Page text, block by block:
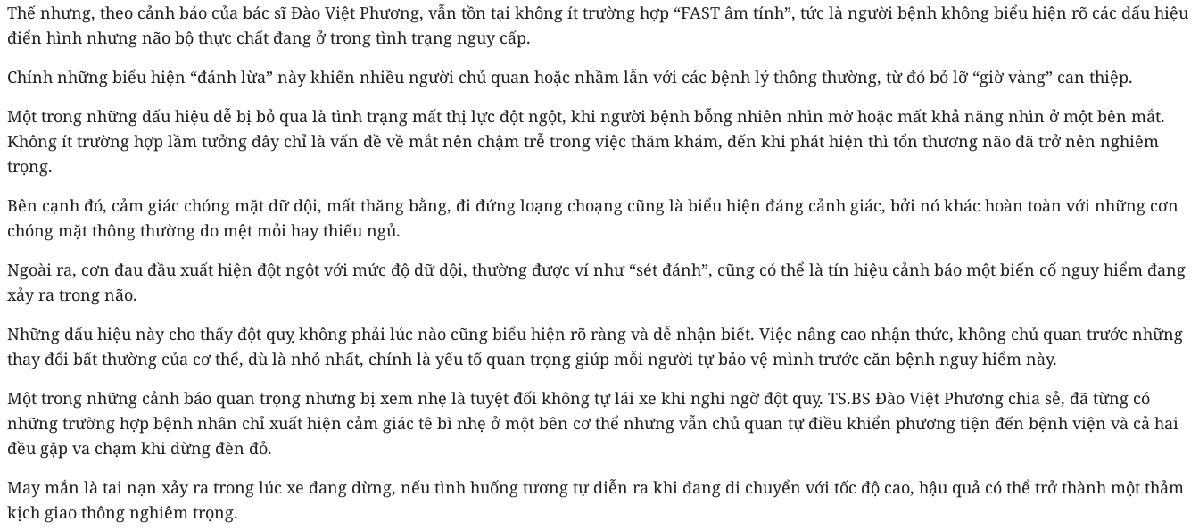
Thế nhưng, theo cảnh báo của bác sĩ Đào Việt Phương, vẫn tồn tại không ít trường hợp “FAST âm tính”, tức là người bệnh không biểu hiện rõ các dấu hiệu
điển hình nhưng não bộ thực chất đang ở trong tình trạng nguy cấp.
Chính những biểu hiện “đánh lừa” này khiến nhiều người chủ quan hoặc nhầm lẫn với các bệnh lý thông thường, từ đó bỏ lỡ “giờ vàng” can thiệp.
Một trong những dấu hiệu dễ bị bỏ qua là tình trạng mất thị lực đột ngột, khi người bệnh bỗng nhiên nhìn mờ hoặc mất khả năng nhìn ở một bên mắt.
Không ít trường hợp lầm tưởng đây chỉ là vấn đề về mắt nên chậm trễ trong việc thăm khám, đến khi phát hiện thì tổn thương não đã trở nên nghiêm
trọng.
Bên cạnh đó, cảm giác chóng mặt dữ dội, mất thăng bằng, đi đứng loạng choạng cũng là biểu hiện đáng cảnh giác, bởi nó khác hoàn toàn với những cơn
chóng mặt thông thường do mệt mỏi hay thiếu ngủ.
Ngoài ra, cơn đau đầu xuất hiện đột ngột với mức độ dữ dội, thường được ví như “sét đánh”, cũng có thể là tín hiệu cảnh báo một biến cố nguy hiểm đang
xảy ra trong não.
Những dấu hiệu này cho thấy đột quỵ không phải lúc nào cũng biểu hiện rõ ràng và dễ nhận biết. Việc nâng cao nhận thức, không chủ quan trước những
thay đổi bất thường của cơ thể, dù là nhỏ nhất, chính là yếu tố quan trọng giúp mỗi người tự bảo vệ mình trước căn bệnh nguy hiểm này.
Một trong những cảnh báo quan trọng nhưng bị xem nhẹ là tuyệt đối không tự lái xe khi nghi ngờ đột quỵ. TS.BS Đào Việt Phương chia sẻ, đã từng có
những trường hợp bệnh nhân chỉ xuất hiện cảm giác tê bì nhẹ ở một bên cơ thể nhưng vẫn chủ quan tự điều khiển phương tiện đến bệnh viện và cả hai
đều gặp va chạm khi dừng đèn đỏ.
May mắn là tai nạn xảy ra trong lúc xe đang dừng, nếu tình huống tương tự diễn ra khi đang di chuyển với tốc độ cao, hậu quả có thể trở thành một thảm
kịch giao thông nghiêm trọng.